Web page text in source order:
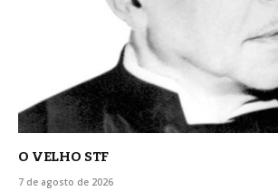
O VELHO STF
7 de agosto de 2026